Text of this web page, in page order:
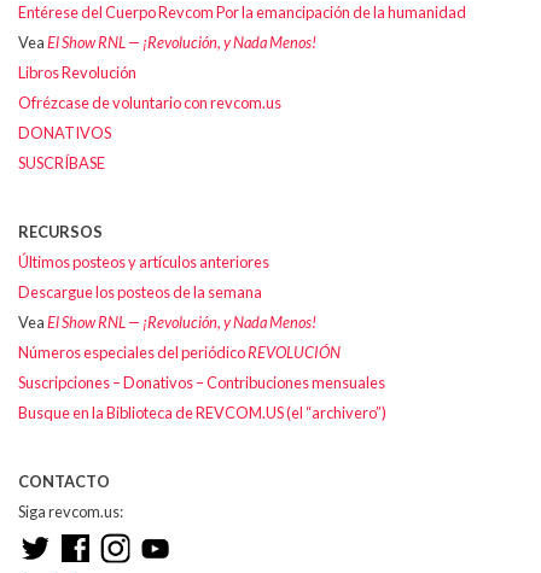
Entérese del Cuerpo Revcom Por la emancipación de la humanidad
VeaEl Show RNL — ¡Revolución, y Nada Menos!
Libros Revolución
Ofrézcase de voluntario con revcom.us
DONATIVOS
SUSCRÍBASE
RECURSOS
Últimos posteos y artículos anteriores
Descargue los posteos de la semana
VeaEl Show RNL — ¡Revolución, y Nada Menos!
Números especiales del periódicoREVOLUCIÓN
Suscripciones – Donativos – Contribuciones mensuales
Busque en la Biblioteca de REVCOM.US (el “archivero”)
CONTACTO
Siga revcom.us: